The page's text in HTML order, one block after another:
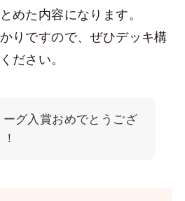
めた内容になります。
りですので、ぜひデッキ構
ださい。
ーグ入賞おめでとうござ